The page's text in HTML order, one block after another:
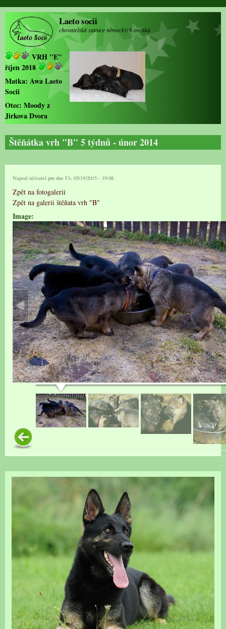
Přejít k hlavnímu obsahu
Laeto socii
chovatelská stanice německých ovčáků
VRH "E"
říjen 2018
Matka: Awa Laeto
Socii
Otec: Moody z
Jirkova Dvora
Štěňátka vrh "B" 5 týdnů - únor 2014
Napsal uživatel pm dne Út, 05/19/2015 - 19:08.
Zpět na fotogalerii
Zpět na galerii štěňata vrh "B"
Image: